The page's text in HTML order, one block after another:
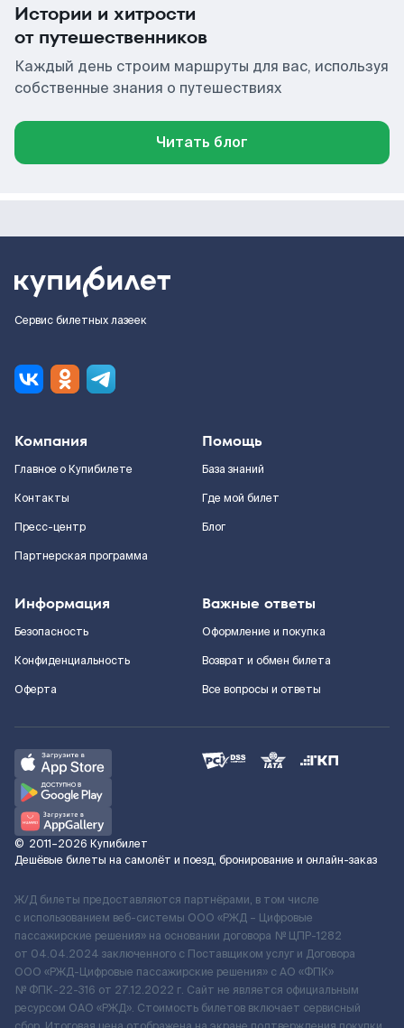
Истории и хитрости
от путешественников
Каждый день строим маршруты для вас, используя
собственные знания о путешествиях
Читать блог
Сервис билетных лазеек
Компания
Главное о Купибилете
Контакты
Пресс-центр
Партнерская программа
Помощь
База знаний
Где мой билет
Блог
Информация
Безопасность
Конфиденциальность
Оферта
Важные ответы
Оформление и покупка
Возврат и обмен билета
Все вопросы и ответы
© 2011–2026 Купибилет
Дешёвые билеты на самолёт и поезд, бронирование и онлайн-заказ
Ж/Д билеты предоставляются партнёрами, в том числе
с использованием веб-системы ООО «РЖД – Цифровые
пассажирские решения» на основании договора № ЦПР-1282
от 04.04.2024 заключенного с Поставщиком услуг и Договора
ООО «РЖД-Цифровые пассажирские решения» c АО «ФПК»
№ ФПК-22-316 от 27.12.2022 г. Сайт не является официальным
ресурсом ОАО «РЖД». Стоимость билетов включает сервисный